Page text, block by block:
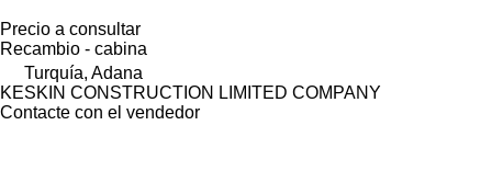
Precio a consultar
Recambio - cabina
Turquía, Adana
KESKIN CONSTRUCTION LIMITED COMPANY
Contacte con el vendedor